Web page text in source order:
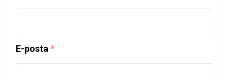
E-posta *